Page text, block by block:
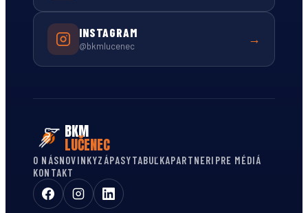
INSTAGRAM
@bkmlucenec →
BKM
LUČENEC
O NÁSNOVINKYZÁPASYTABUĽKAPARTNERI PRE MÉDIÁ
KONTAKT